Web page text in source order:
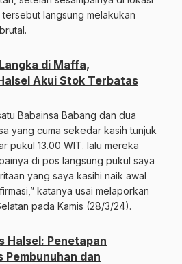
langsung melakukan
di Maffa,
Akui Stok Terbatas
Babainsa Babang dan dua
yang cuma sekedar kasih tunjuk
pukul 13.00 WIT. lalu mereka
di pos langsung pukul saya
yang saya kasihi naik awal
katanya usai melaporkan
pada Kamis (28/3/24).
Halsel: Penetapan
Pembunuhan dan